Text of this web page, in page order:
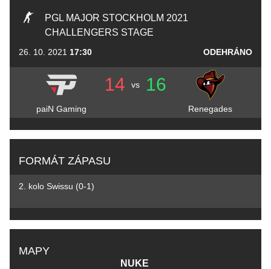
PGL MAJOR STOCKHOLM 2021
CHALLENGERS STAGE
26. 10. 2021 17:30 ODEHRÁNO
14 vs 16
paiN Gaming Renegades
FORMÁT ZÁPASU
2. kolo Swissu (0-1)
MAPY
NUKE